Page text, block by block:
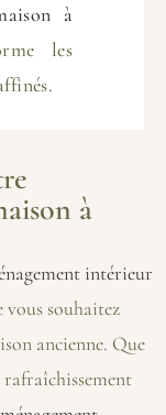
à
les
à
intérieur
vous souhaitez
ancienne. Que
rafraîchissement